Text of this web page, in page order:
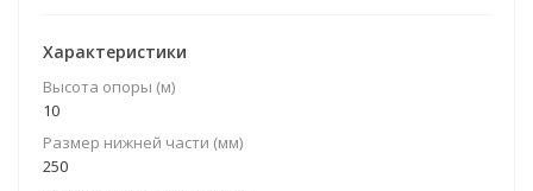
Характеристики
Высота опоры (м)
10
Размер нижней части (мм)
250